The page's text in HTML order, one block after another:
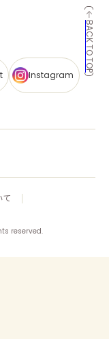
BACK TO TOP
Instagram
て
reserved.